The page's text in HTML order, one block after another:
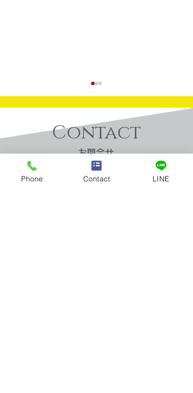
買取実績：リバティ金貨
Contact
​お問合せ
Phone Contact LINE